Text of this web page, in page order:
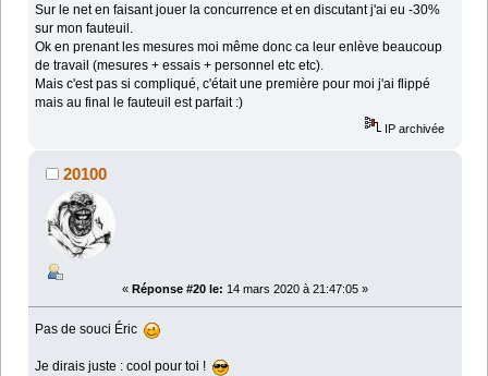
Sur le net en faisant jouer la concurrence et en discutant j'ai eu -30%
sur mon fauteuil.
Ok en prenant les mesures moi même donc ca leur enlève beaucoup
de travail (mesures + essais + personnel etc etc).
Mais c'est pas si compliqué, c'était une première pour moi j'ai flippé
mais au final le fauteuil est parfait :)
IP archivée
20100
« Réponse #20 le: 14 mars 2020 à 21:47:05 »
Pas de souci Éric
Je dirais juste : cool pour toi !